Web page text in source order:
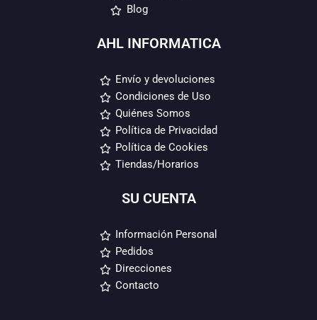
Blog
AHL INFORMATICA
Envío y devoluciones
Condiciones de Uso
Quiénes Somos
Política de Privacidad
Política de Cookies
Tiendas/Horarios
SU CUENTA
Información Personal
Pedidos
Direcciones
Contacto